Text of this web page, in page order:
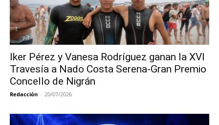
Iker Pérez y Vanesa Rodríguez ganan la XVI
Travesía a Nado Costa Serena-Gran Premio
Concello de Nigrán
Redacción - 20/07/2026